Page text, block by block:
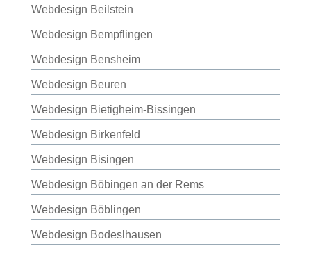
Webdesign Beilstein
Webdesign Bempflingen
Webdesign Bensheim
Webdesign Beuren
Webdesign Bietigheim-Bissingen
Webdesign Birkenfeld
Webdesign Bisingen
Webdesign Böbingen an der Rems
Webdesign Böblingen
Webdesign Bodeslhausen